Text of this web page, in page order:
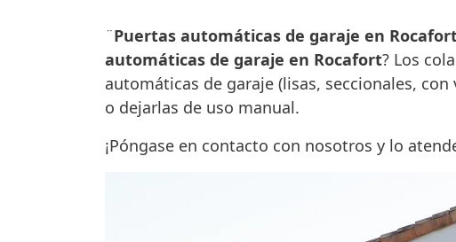
¨Puertas automáticas de garaje en
automáticas de garaje en Rocafort? Los
automáticas de garaje (lisas, seccionales,
o dejarlas de uso manual.
¡Póngase en contacto con nosotros y lo